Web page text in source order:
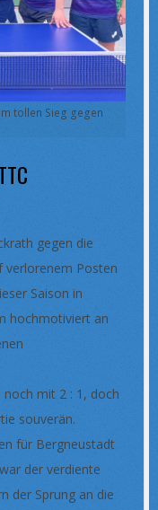
tollen Sieg gegen
gegen die
verlorenem Posten
Saison in
hochmotiviert an
mit 2 : 1, doch
souverän.
für Bergneustadt
der verdiente
der Sprung an die